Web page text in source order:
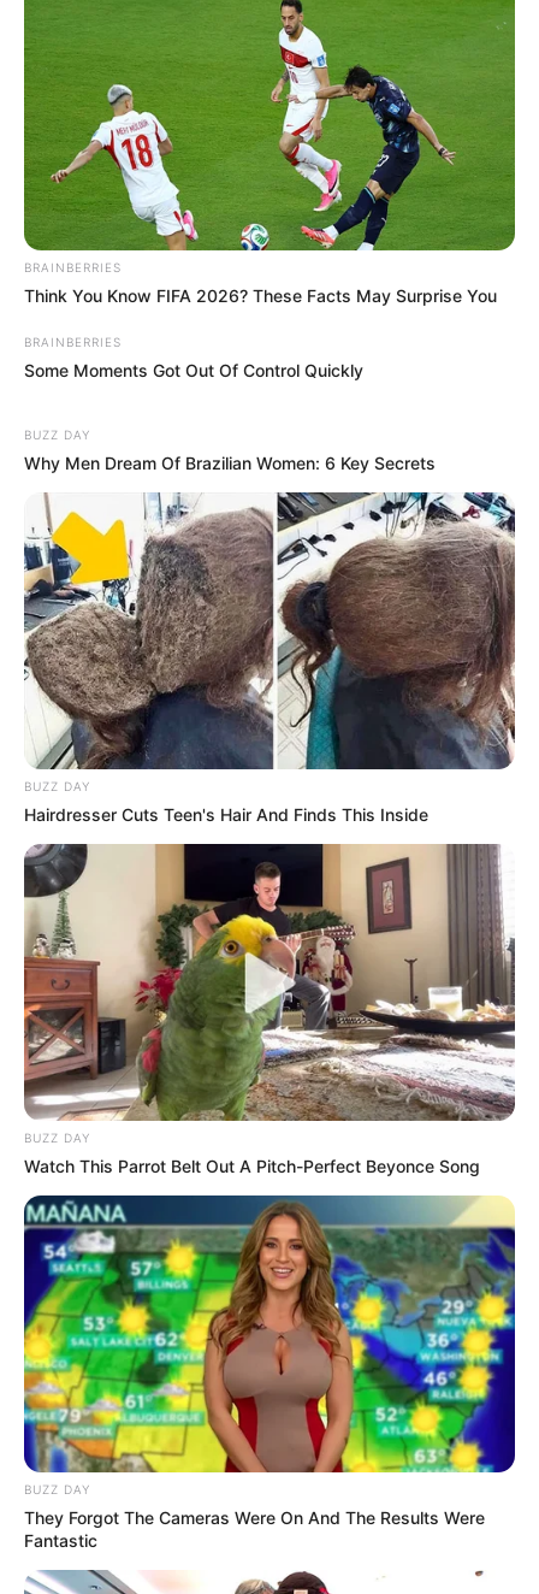
BRAINBERRIES
Think You Know FIFA 2026? These Facts May Surprise You
BRAINBERRIES
Some Moments Got Out Of Control Quickly
BUZZ DAY
Why Men Dream Of Brazilian Women: 6 Key Secrets
BUZZ DAY
Hairdresser Cuts Teen's Hair And Finds This Inside
BUZZ DAY
Watch This Parrot Belt Out A Pitch-Perfect Beyonce Song
BUZZ DAY
They Forgot The Cameras Were On And The Results Were
Fantastic